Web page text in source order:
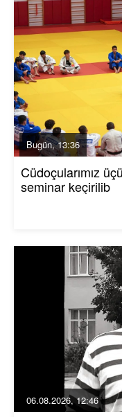
Bugün, 13:36
Cüdoçularımız
seminar keçirilib
06.08.2026, 12:46